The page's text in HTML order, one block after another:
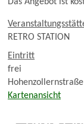
RETRO STATION
Eintritt
frei
Kartenansicht